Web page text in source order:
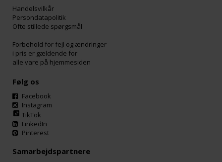
Handelsvilkår
Persondatapolitik
Ofte stillede spørgsmål
Forbehold for fejl og ændringer
i pris er gældende for
alle vare på hjemmesiden
Følg os
Facebook
Instagram
TikTok
LinkedIn
Pinterest
Samarbejdspartnere